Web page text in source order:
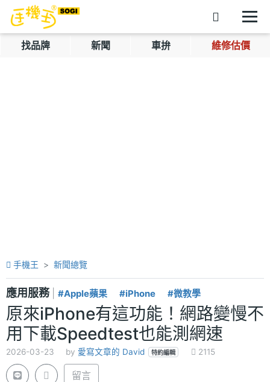
找品牌 新聞 車拚 維修估價
手機王 新聞總覽
應用服務 #Apple蘋果 #iPhone #微教學
原來iPhone有這功能！網路變慢不
用下載Speedtest也能測網速
2026-03-23 by 愛寫文章的 David 特約編輯 2115
留言